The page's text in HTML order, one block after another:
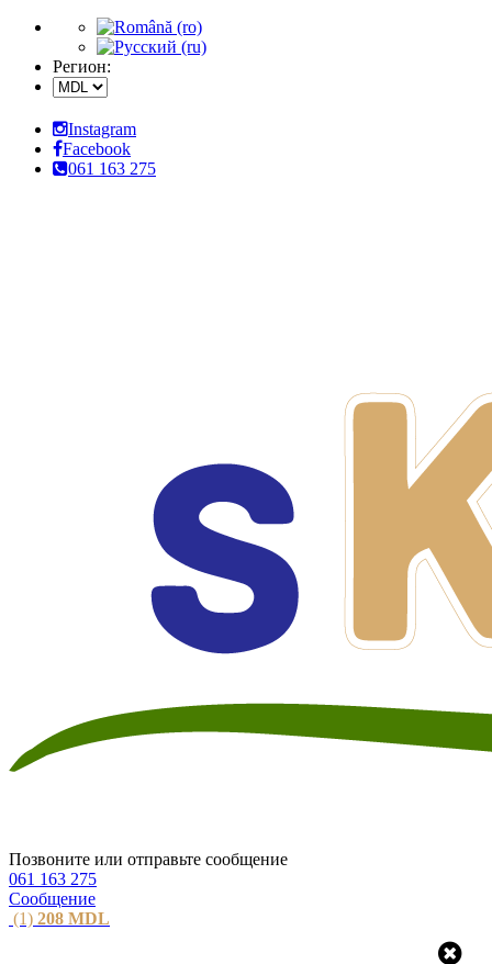
Регион:
Instagram
Facebook
061 163 275
Позвоните или отправьте сообщение
061 163 275
Сообщение
(1) 208 MDL